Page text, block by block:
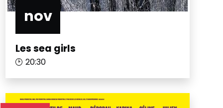
nov
Les sea girls
20:30